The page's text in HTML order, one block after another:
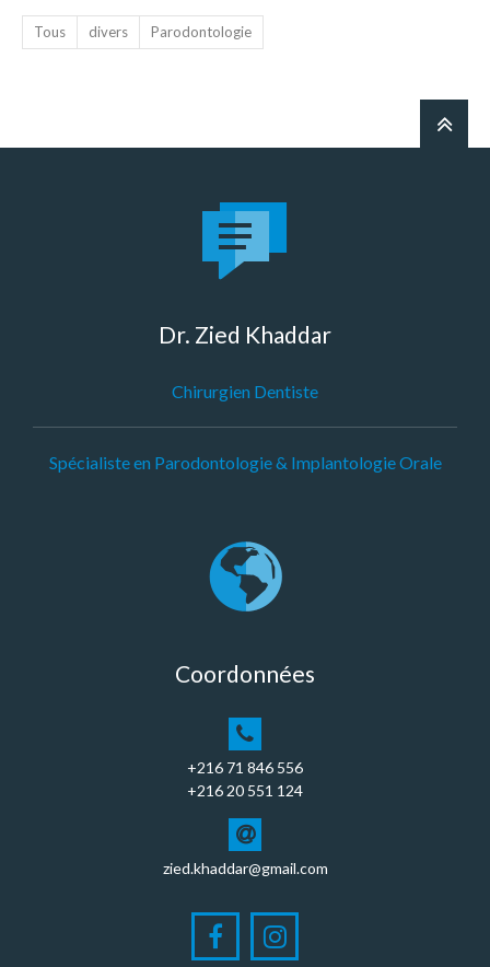
Tous divers Parodontologie
Dr. Zied Khaddar
Chirurgien Dentiste
Spécialiste en Parodontologie & Implantologie Orale
Coordonnées
+216 71 846 556
+216 20 551 124
zied.khaddar@gmail.com